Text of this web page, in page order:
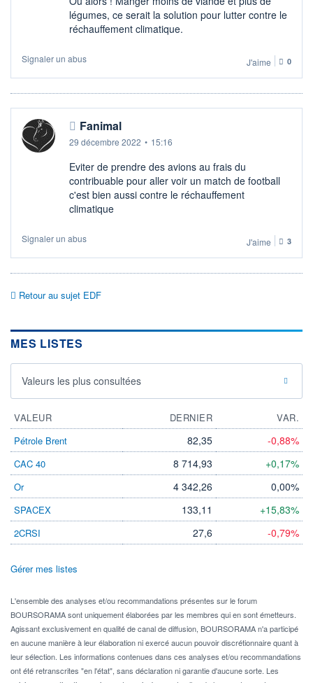
légumes, ce serait la solution pour lutter contre le
réchauffement climatique.
Signaler un abus J'aime 0
Fanimal
29 décembre 2022 • 15:16
Eviter de prendre des avions au frais du
contribuable pour aller voir un match de football
c'est bien aussi contre le réchauffement
climatique
Signaler un abus J'aime 3
Retour au sujet EDF
MES LISTES
Valeurs les plus consultées
VALEUR DERNIER
VAR.
Pétrole Brent
82,35 -0,88%
CAC 40 8 714,93 +0,17%
Or 4 342,26 0,00%
SPACEX 133,11 +15,83%
2CRSI 27,6 -0,79%
Gérer mes listes
L'ensemble des analyses et/ou recommandations présentes sur le forum
BOURSORAMA sont uniquement élaborées par les membres qui en sont émetteurs.
Agissant exclusivement en qualité de canal de diffusion, BOURSORAMA n'a participé
en aucune manière à leur élaboration ni exercé aucun pouvoir discrétionnaire quant à
leur sélection. Les informations contenues dans ces analyses et/ou recommandations
ont été retranscrites "en l'état", sans déclaration ni garantie d'aucune sorte. Les